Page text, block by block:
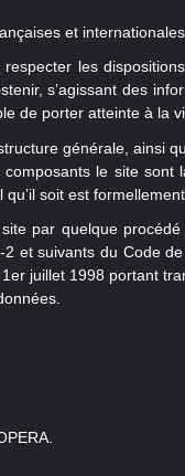
et
les
s’agissant des
de porter atteinte à la
générale, ainsi
le site
soit est
par quelque
et suivants du Code
juillet 1998 portant